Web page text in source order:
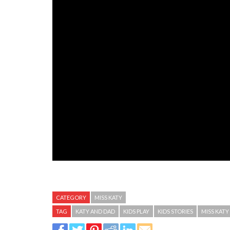
CATEGORY MISS KATY
TAG KATY AND DAD KIDS PLAY KIDS STORIES MISS KATY